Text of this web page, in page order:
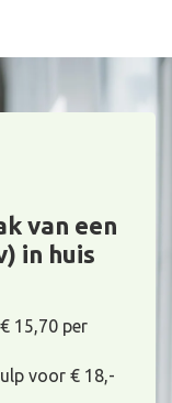
van een
in huis
15,70 per
voor € 18,-